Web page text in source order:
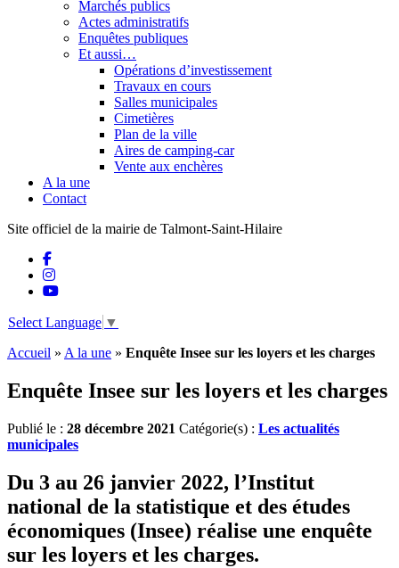
Marchés publics
Actes administratifs
Enquêtes publiques
Et aussi…
Opérations d’investissement
Travaux en cours
Salles municipales
Cimetières
Plan de la ville
Aires de camping-car
Vente aux enchères
A la une
Contact
Site officiel de la mairie de Talmont-Saint-Hilaire
Select Language ▼
Accueil » A la une » Enquête Insee sur les loyers et les charges
Enquête Insee sur les loyers et les charges
Publié le : 28 décembre 2021 Catégorie(s) : Les actualités
municipales
Du 3 au 26 janvier 2022, l’Institut
national de la statistique et des études
économiques (Insee) réalise une enquête
sur les loyers et les charges.